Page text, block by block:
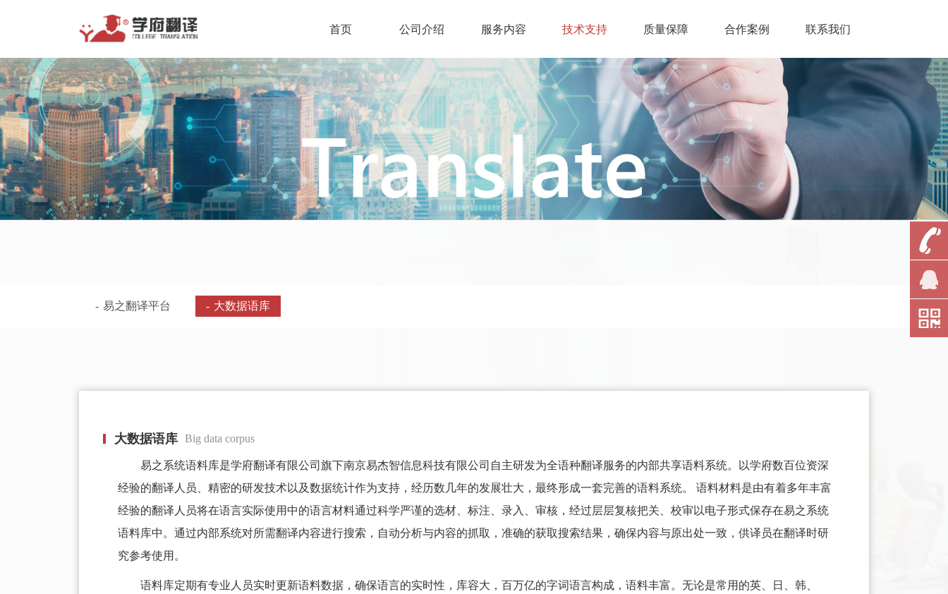
首页 公司介绍 服务内容 技术支持 质量保障 合作案例 联系我们
- 易之翻译平台 - 大数据语库
大数据语库 Big data corpus
易之系统语料库是学府翻译有限公司旗下南京易杰智信息科技有限公司自主研发为全语种翻译服务的内部共享语料系统。以学府数百位资深
经验的翻译人员、精密的研发技术以及数据统计作为支持，经历数几年的发展壮大，最终形成一套完善的语料系统。 语料材料是由有着多年丰富
经验的翻译人员将在语言实际使用中的语言材料通过科学严谨的选材、标注、录入、审核，经过层层复核把关、校审以电子形式保存在易之系统
语料库中。通过内部系统对所需翻译内容进行搜索，自动分析与内容的抓取，准确的获取搜索结果，确保内容与原出处一致，供译员在翻译时研
究参考使用。
语料库定期有专业人员实时更新语料数据，确保语言的实时性，库容大，百万亿的字词语言构成，语料丰富。无论是常用的英、日、韩、
025-